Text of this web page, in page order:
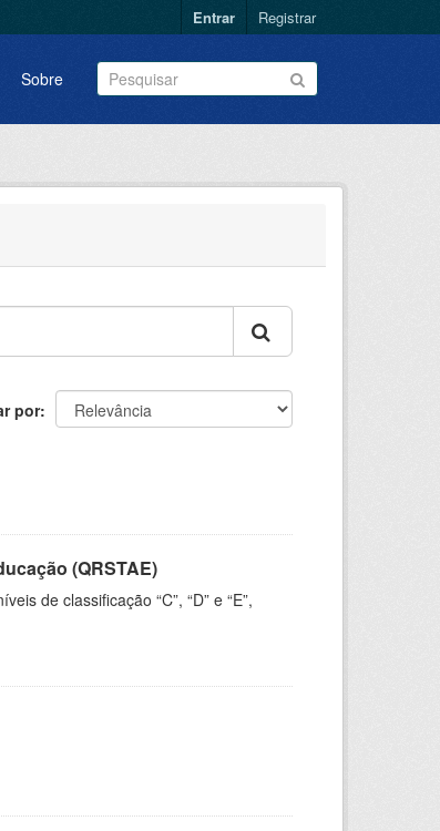
Entrar Registrar
Sobre
por
(QRSTAE)
de classificação “C”, “D” e “E”,